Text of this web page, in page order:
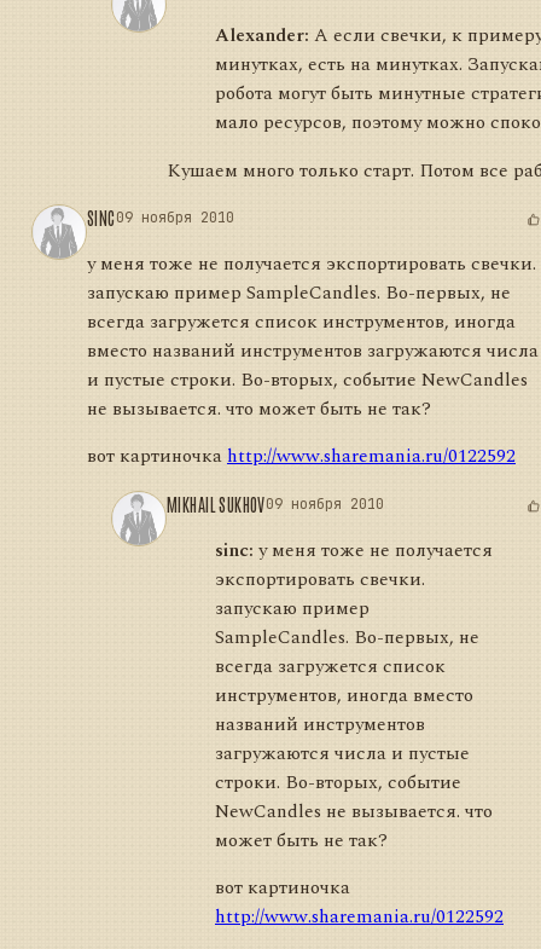
Alexander: А если свечки, к
минутках, есть на минутках.
робота могут быть минутные
мало ресурсов, поэтому можно
Кушаем много только старт. Потом все
SINC09 ноября 2010
у меня тоже не получается экспортировать свечки.
запускаю пример SampleCandles. Во-первых, не
всегда загружется список инструментов, иногда
вместо названий инструментов загружаются числа
и пустые строки. Во-вторых, событие NewCandles
не вызывается. что может быть не так?
вот картиночкаhttp://www.sharemania.ru/0122592
MIKHAIL SUKHOV09 ноября 2010
sinc: у меня тоже не получается
экспортировать свечки.
запускаю пример
SampleCandles. Во-первых, не
всегда загружется список
инструментов, иногда вместо
названий инструментов
загружаются числа и пустые
строки. Во-вторых, событие
NewCandles не вызывается. что
может быть не так?
вот картиночка
http://www.sharemania.ru/0122592